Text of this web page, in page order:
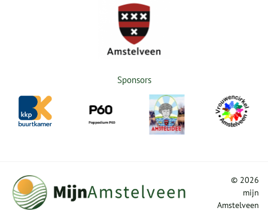
Sponsors
© 2026
mijn
Amstelveen